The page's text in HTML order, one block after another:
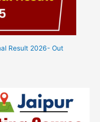
Result 2026- Out